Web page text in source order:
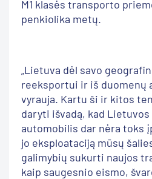
M1 klasės transporto
penkiolika metų.
„Lietuva dėl savo
reeksportui ir iš duomenų
vyrauja. Kartu ši ir kitos
daryti išvadą, kad
automobilis dar nėra toks
jo eksploataciją mūsų
galimybių sukurti naujos
kaip saugesnio eismo,